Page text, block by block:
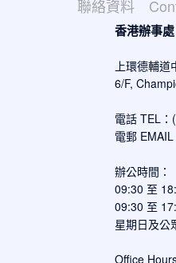
聯絡資料
香港辦事
上環德輔
6/F,
電話 TEL
電郵 EMAIL
辦公時間：
09:30 至
09:30 至
星期日及公
Office